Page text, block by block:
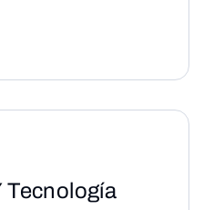
Tecnología